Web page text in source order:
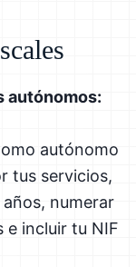
autónomos:
autónomo
tus servicios,
numerar
e incluir tu NIF